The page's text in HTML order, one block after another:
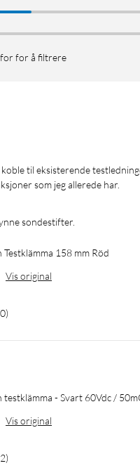
for å filtrere
som jeg allerede har.
sondestifter.
158 mm Röd
Vis original
0)
testklämma - Svart 60Vdc /
Vis original
2)